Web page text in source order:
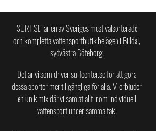
SURF.SE är en av Sveriges mest välsorterade
och kompletta vattensportbutik belägen i Billdal,
sydvästra Göteborg.
Det är vi som driver surfcenter.se för att göra
dessa sporter mer tillgängliga för alla.Vi erbjuder
en unik mix där vi samlat allt inom individuell
vattensport under samma tak.